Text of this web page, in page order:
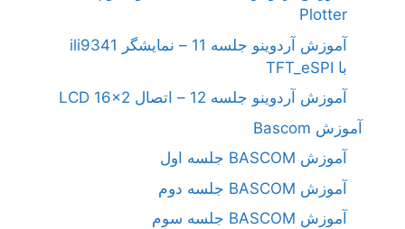
Plotter
آموزش آردوینو جلسه 11 – نمایشگر ili9341
با TFT_eSPI
آموزش آردوینو جلسه 12 – اتصال LCD 16×2
آموزش Bascom
آموزش BASCOM جلسه اول
آموزش BASCOM جلسه دوم
آموزش BASCOM جلسه سوم